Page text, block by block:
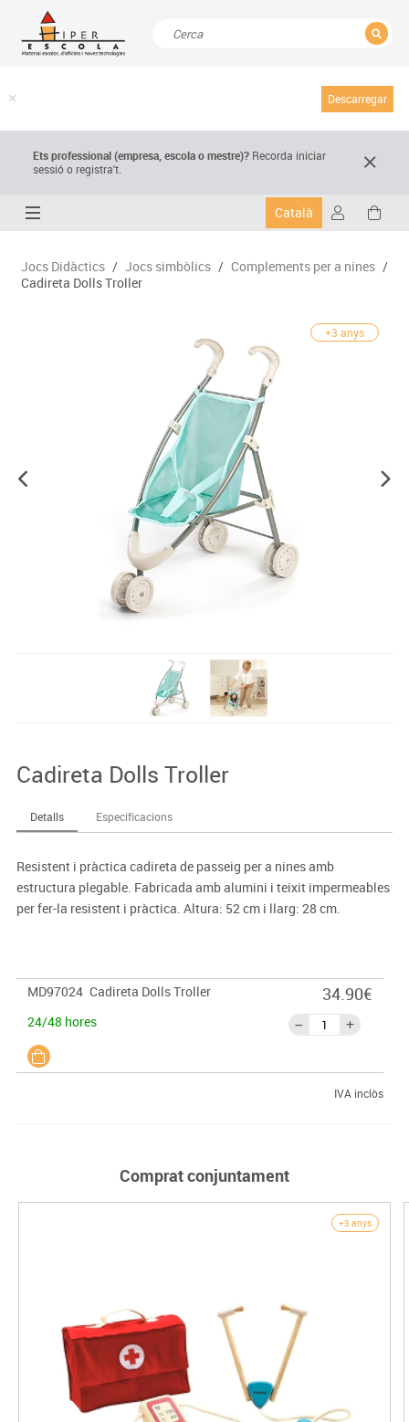
Descarregar
Ets professional (empresa,escola o mestre)? Recorda iniciar
sessió o registra't.
Català
Jocs Didàctics / Jocs simbòlics / Complements per a nines /
Cadireta Dolls Troller
+3 anys
Cadireta Dolls Troller
Detalls Especificacions
Resistent i pràctica cadireta de passeig per a nines amb
estructura plegable. Fabricada amb alumini i teixit impermeables
per fer-la resistent i pràctica. Altura: 52 cm i llarg: 28 cm.
MD97024 Cadireta Dolls Troller
24/48 hores
34.90€
IVA inclòs
Comprat conjuntament
+3 anys